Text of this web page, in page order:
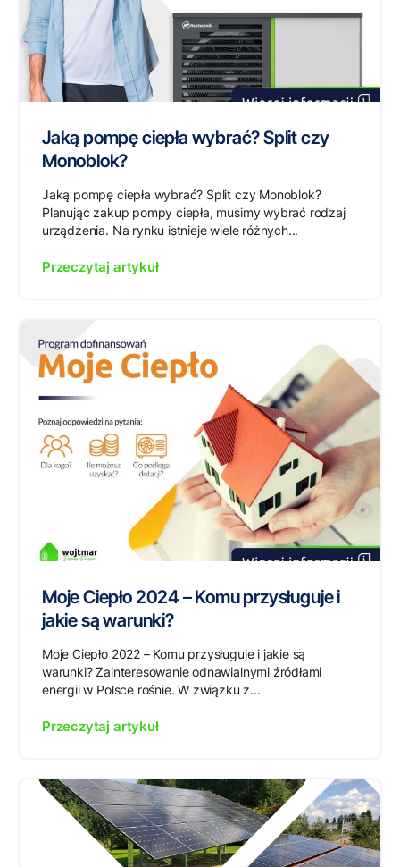
Jaką pompę ciepła wybrać? Split czy
Monoblok?
Jaką pompę ciepła wybrać? Split czy Monoblok?
Planując zakup pompy ciepła, musimy wybrać rodzaj
urządzenia. Na rynku istnieje wiele różnych...
Przeczytaj artykuł
Moje Ciepło 2024 – Komu przysługuje i
jakie są warunki?
Moje Ciepło 2022 – Komu przysługuje i jakie są
warunki? Zainteresowanie odnawialnymi źródłami
energii w Polsce rośnie. W związku z...
Przeczytaj artykuł